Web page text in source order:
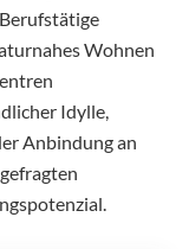
Wohnen
Idylle,
Anbindung an